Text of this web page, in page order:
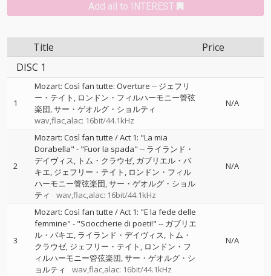
Add all to INTEREST
Title
Price
DISC 1
1
Mozart: Così fan tutte: Overture -- ジェフリ
ー・テイト
ロンドン・フィルハーモニー管弦
楽団 サー・ゲオルグ・ショルティ
wav,flac,alac: 16bit/44.1kHz
N/A
2
Mozart: Così fan tutte / Act 1: "La mia
Dorabella" - "Fuor la spada" -- ライランド・
デイヴィス
トム・クラウゼ ガブリエル・バ
キエ ジェフリー・テイト
ロンドン・フィル
ハーモニー管弦楽団 サー・ゲオルグ・ショル
ティ
wav,flac,alac: 16bit/44.1kHz
N/A
3
Mozart: Così fan tutte / Act 1: "E la fede delle
femmine" - "Scioccherie di poeti!" -- ガブリエ
ル・バキエ ライランド・デイヴィス
トム・
クラウゼ ジェフリー・テイト
ロンドン・フ
ィルハーモニー管弦楽団 サー・ゲオルグ・シ
ョルティ
wav,flac,alac: 16bit/44.1kHz
N/A